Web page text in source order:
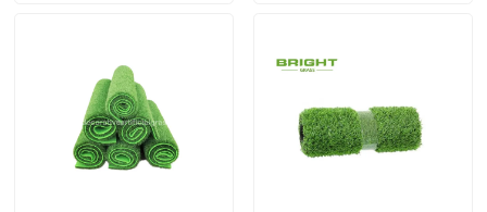
私たちに関しては